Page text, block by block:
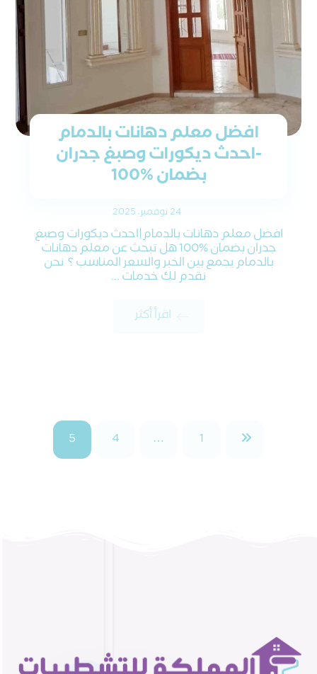
افضل معلم دهانات بالدمام
-احدث ديكورات وصبغ جدران
بضمان %100
24 نوفمبر، 2025
افضل معلم دهانات بالدمام|احدث ديكورات وصبغ
جدران بضمان %100 هل تبحث عن معلم دهانات
بالدمام يجمع بين الخبر والسعر المناسب ؟ نحن
نقدم لك خدمات ...
اقرأ أكثر
1
…
4
5